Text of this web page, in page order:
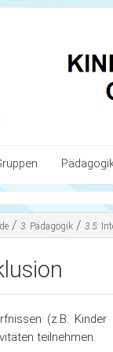
Unser
Ziele und
/3: Pädagogik /3.5:
(z.B.
teilnehmen.